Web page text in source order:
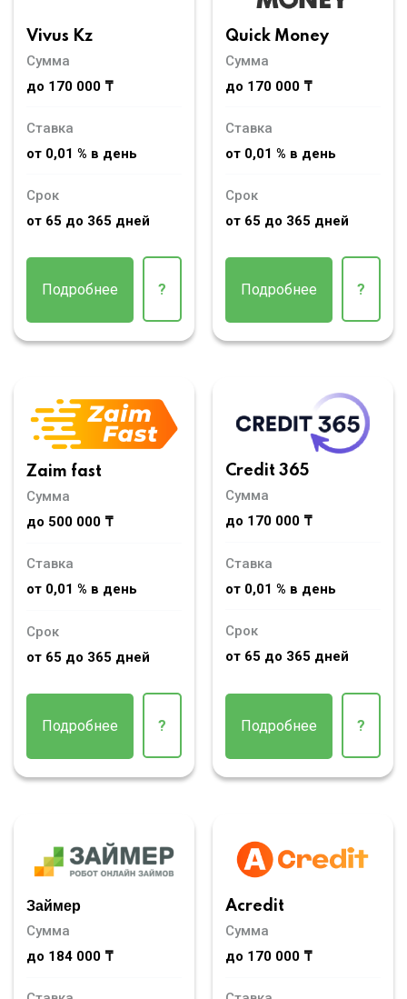
Vivus Kz
Сумма
до 170 000 ₸
Ставка
от 0,01 % в день
Срок
от 65 до 365 дней
Подробнее ?
Quick Money
Сумма
до 170 000 ₸
Ставка
от 0,01 % в день
Срок
от 65 до 365 дней
Подробнее ?
Zaim fast
Сумма
до 500 000 ₸
Ставка
от 0,01 % в день
Срок
от 65 до 365 дней
Подробнее ?
Credit 365
Сумма
до 170 000 ₸
Ставка
от 0,01 % в день
Срок
от 65 до 365 дней
Подробнее ?
Займер
Сумма
до 184 000 ₸
Acredit
Сумма
до 170 000 ₸